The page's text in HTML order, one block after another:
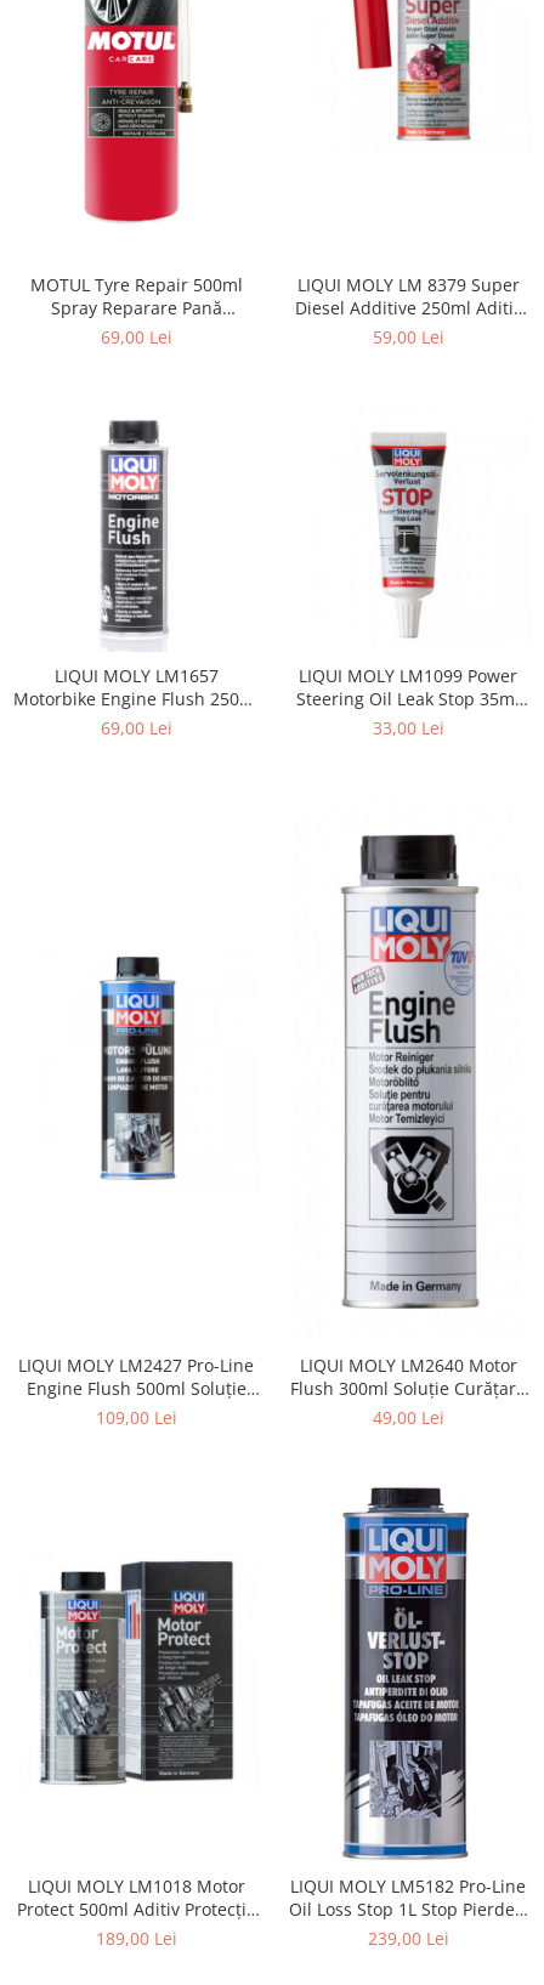
MOTUL Tyre Repair 500ml
Spray Reparare Pană
Anvelopă
69,00 Lei
LIQUI MOLY LM 8379 Super
Diesel Additive 250ml Aditiv
Curățare Injectoare Diesel
59,00 Lei
LIQUI MOLY LM1657
Motorbike Engine Flush 250ml
Soluție Curățare Motor Moto
69,00 Lei
LIQUI MOLY LM1099 Power
Steering Oil Leak Stop 35ml
Stop Pierderi Servo Direcție
33,00 Lei
LIQUI MOLY LM2427 Pro-Line
Engine Flush 500ml Soluție
Curățare Motor
109,00 Lei
LIQUI MOLY LM2640 Motor
Flush 300ml Soluție Curățare
Motor
49,00 Lei
LIQUI MOLY LM1018 Motor
Protect 500ml Aditiv Protecție
Motor Anti-Uzură
189,00 Lei
LIQUI MOLY LM5182 Pro-Line
Oil Loss Stop 1L Stop Pierderi
Ulei Motor
239,00 Lei